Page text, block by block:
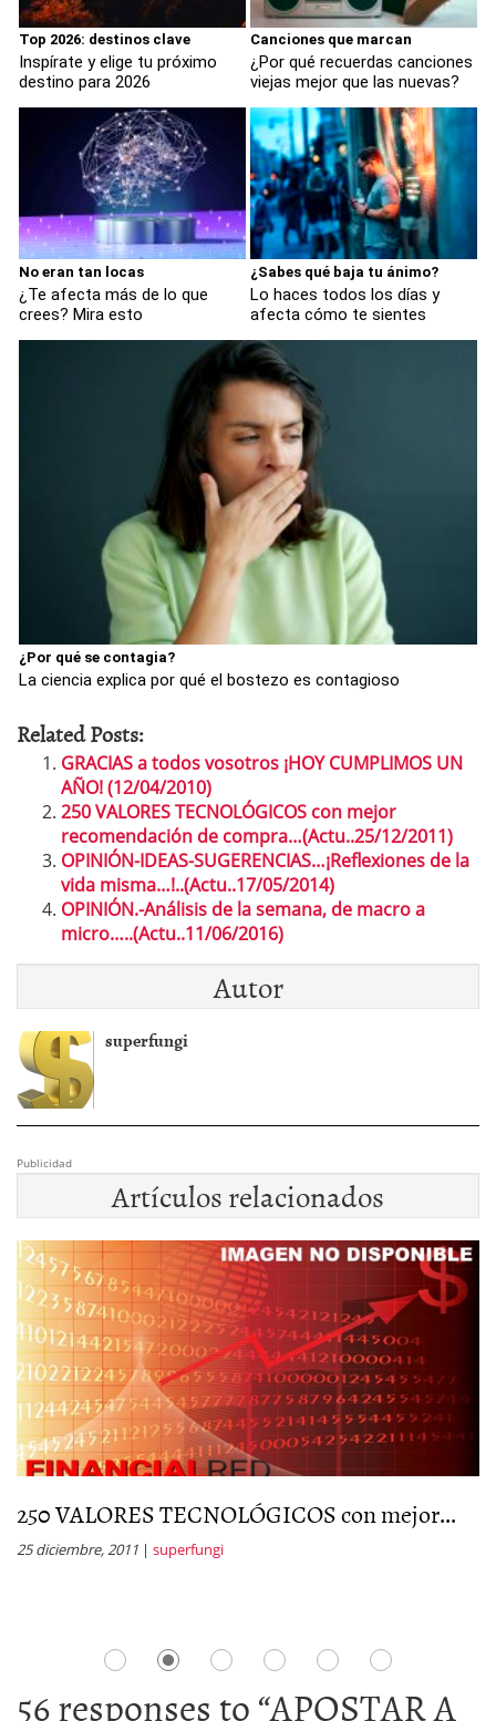
Top 2026: destinos clave
Inspírate y elige tu próximo
destino para 2026
Canciones que marcan
¿Por qué recuerdas canciones
viejas mejor que las nuevas?
No eran tan locas
¿Te afecta más de lo que
crees? Mira esto
¿Sabes qué baja tu ánimo?
Lo haces todos los días y
afecta cómo te sientes
¿Por qué se contagia?
La ciencia explica por qué el bostezo es contagioso
Related Posts:
GRACIAS a todos vosotros ¡HOY CUMPLIMOS UN
AÑO! (12/04/2010)
250 VALORES TECNOLÓGICOS con mejor
recomendación de compra…(Actu..25/12/2011)
OPINIÓN-IDEAS-SUGERENCIAS…¡Reflexiones de la
vida misma…!..(Actu..17/05/2014)
OPINIÓN.-Análisis de la semana, de macro a
micro…..(Actu..11/06/2016)
Autor
superfungi
Publicidad
Artículos relacionados
250 VALORES TECNOLÓGICOS con mejor...
25 diciembre, 2011 | superfungi
56 responses to “APOSTAR A